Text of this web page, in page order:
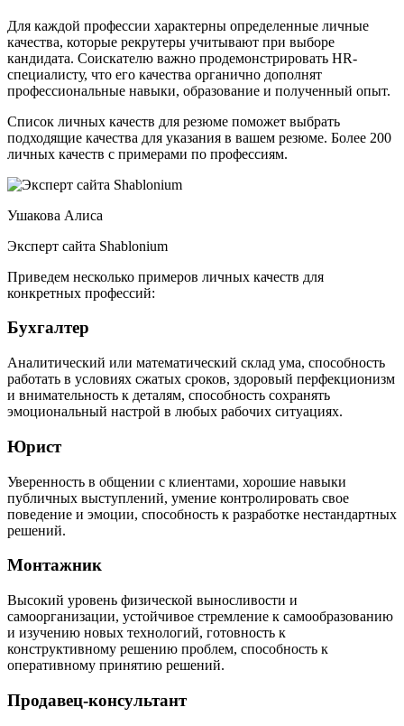
Для каждой профессии характерны определенные личные
качества, которые рекрутеры учитывают при выборе
кандидата. Соискателю важно продемонстрировать HR-
специалисту, что его качества органично дополнят
профессиональные навыки, образование и полученный опыт.
Список личных качеств для резюме поможет выбрать
подходящие качества для указания в вашем резюме. Более 200
личных качеств с примерами по профессиям.
Ушакова Алиса
Эксперт сайта Shablonium
Приведем несколько примеров личных качеств для
конкретных профессий:
Бухгалтер
Аналитический или математический склад ума, способность
работать в условиях сжатых сроков, здоровый перфекционизм
и внимательность к деталям, способность сохранять
эмоциональный настрой в любых рабочих ситуациях.
Юрист
Уверенность в общении с клиентами, хорошие навыки
публичных выступлений, умение контролировать свое
поведение и эмоции, способность к разработке нестандартных
решений.
Монтажник
Высокий уровень физической выносливости и
самоорганизации, устойчивое стремление к самообразованию
и изучению новых технологий, готовность к
конструктивному решению проблем, способность к
оперативному принятию решений.
Продавец-консультант